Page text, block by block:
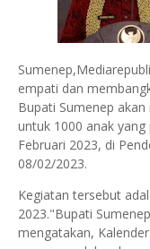
empati dan
Bupati Sumenep
untuk 1000 anak
Februari 2023, di
08/02/2023.
Kegiatan tersebut
2023."Bupati
mengatakan,